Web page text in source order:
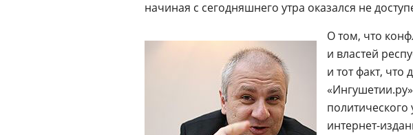
начиная с сегодняшнего утра оказался не
О том, что
и властей
и тот факт, что
«Ингушетии.ру»
интернет-